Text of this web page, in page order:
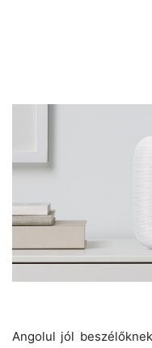
Angolul jól